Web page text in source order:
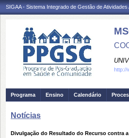
SIGAA - Sistema Integrado de Gestão de Atividades
http://
Programa Ensino Calendário
Notícias
Divulgação do Resultado do Recurso contra